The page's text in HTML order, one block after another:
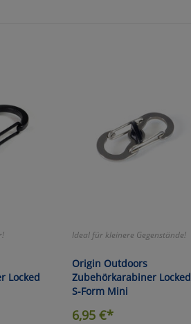
Locked
Ideal für kleinere Gegenstände!
Origin Outdoors
Zubehörkarabiner Locked
S-Form Mini
6,95€*